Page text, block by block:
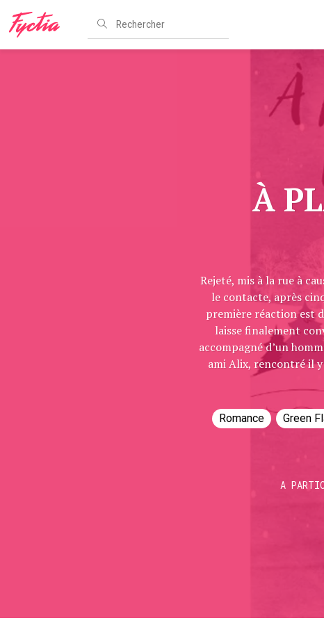
À
Rejeté, mis à la rue à
le contacte, après
première réaction est
laisse finalement
accompagné d’un
ami Alix, rencontré il y
Romance Green
A